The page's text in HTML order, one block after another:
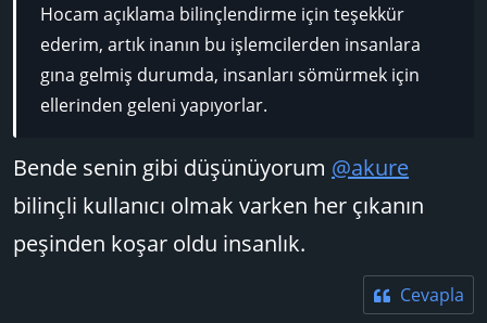
Hocam açıklama bilinçlendirme için teşekkür
ederim, artık inanın bu işlemcilerden insanlara
gına gelmiş durumda, insanları sömürmek için
ellerinden geleni yapıyorlar.
Bende senin gibi düşünüyorum @akure
bilinçli kullanıcı olmak varken her çıkanın
peşinden koşar oldu insanlık.
Cevapla